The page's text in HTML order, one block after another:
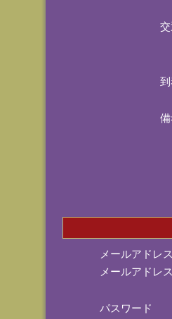
メールアドレス
メールアドレ
パスワード